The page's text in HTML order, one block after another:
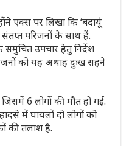
एक्स पर लिखा कि ‘बदायूं
परिजनों के साथ हैं.
उपचार हेतु निर्देश
को यह अथाह दुःख सहने
6 लोगों की मौत हो गई.
में घायलों दो लोगों को
की तलाश है.